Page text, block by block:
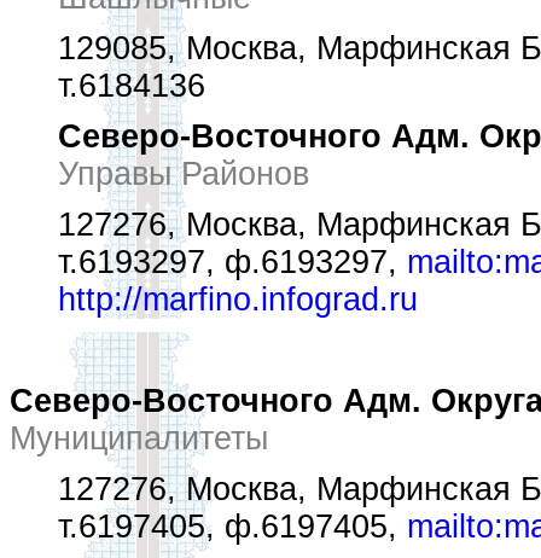
129085, Москва, Марфинская
т.6184136
Северо-Восточного Адм.
Управы Районов
127276, Москва, Марфинская
т.6193297, ф.6193297,
http://marfino.infograd.ru
Северо-Восточного Адм.
Муниципалитеты
127276, Москва, Марфинская
т.6197405, ф.6197405,